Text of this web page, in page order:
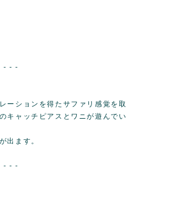
- - -
ーションを得たサファリ感覚を取
キャッチピアスとワニが遊んでい
出ます。
- - -